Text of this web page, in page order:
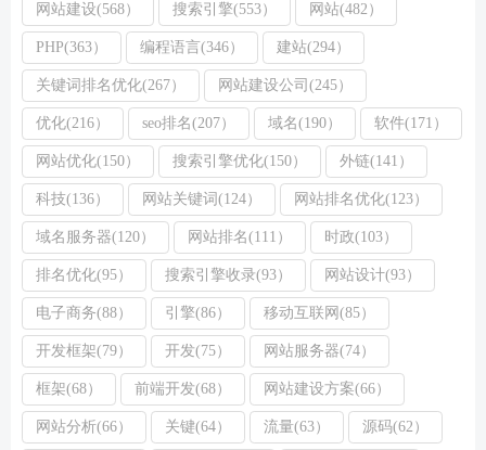
网站建设(568） 搜索引擎(553） 网站(482）
PHP(363） 编程语言(346） 建站(294）
关键词排名优化(267） 网站建设公司(245）
优化(216） seo排名(207） 域名(190） 软件(171）
网站优化(150） 搜索引擎优化(150） 外链(141）
科技(136） 网站关键词(124） 网站排名优化(123）
域名服务器(120） 网站排名(111） 时政(103）
排名优化(95） 搜索引擎收录(93） 网站设计(93）
电子商务(88） 引擎(86） 移动互联网(85）
开发框架(79） 开发(75） 网站服务器(74）
框架(68） 前端开发(68） 网站建设方案(66）
网站分析(66） 关键(64） 流量(63） 源码(62）